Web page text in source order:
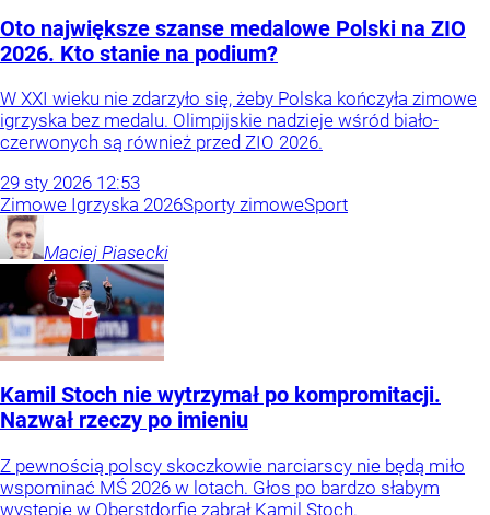
Oto największe szanse medalowe Polski na ZIO
2026. Kto stanie na podium?
W XXI wieku nie zdarzyło się, żeby Polska kończyła zimowe
igrzyska bez medalu. Olimpijskie nadzieje wśród biało-
czerwonych są również przed ZIO 2026.
29 sty 2026 12:53
Zimowe Igrzyska 2026Sporty zimoweSport
Maciej Piasecki
Kamil Stoch nie wytrzymał po kompromitacji.
Nazwał rzeczy po imieniu
Z pewnością polscy skoczkowie narciarscy nie będą miło
wspominać MŚ 2026 w lotach. Głos po bardzo słabym
występie w Oberstdorfie zabrał Kamil Stoch.